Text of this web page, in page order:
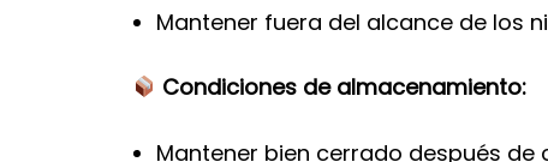
Mantener fuera del alcance de los
Condiciones de almacenamiento:
Mantener bien cerrado después de